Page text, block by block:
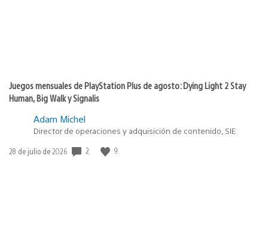
Juegos mensuales de PlayStation Plus de agosto: Dying Light 2 Stay
Human, Big Walk y Signalis
Adam Michel
Director de operaciones y adquisición de contenido, SIE
Fecha
28 de julio de 2026 2 9